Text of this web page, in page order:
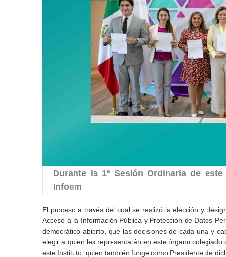
Durante la 1ª Sesión Ordinaria de
Infoem
El proceso a través del cual se realizó la elección y
Acceso a la Información Pública y Protección de Datos
democrático abierto, que las decisiones de cada una y
elegir a quien les representarán en este órgano
este Instituto, quien también funge como Presidente de